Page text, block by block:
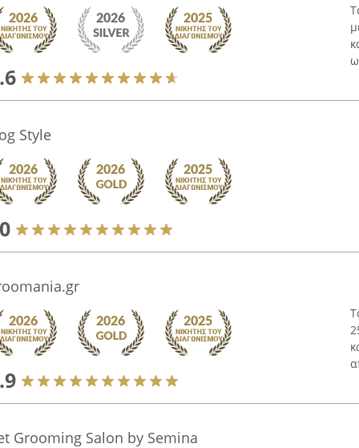
Style
Grooming Salon by Semina